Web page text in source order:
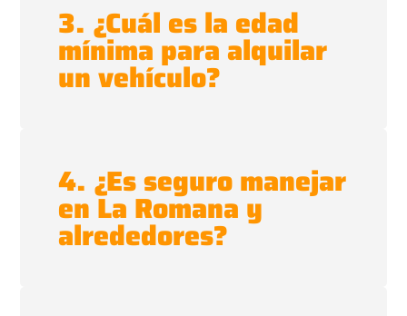
3. ¿Cuál es la edad
mínima para alquilar
un vehículo?
4. ¿Es seguro manejar
en La Romana y
alrededores?